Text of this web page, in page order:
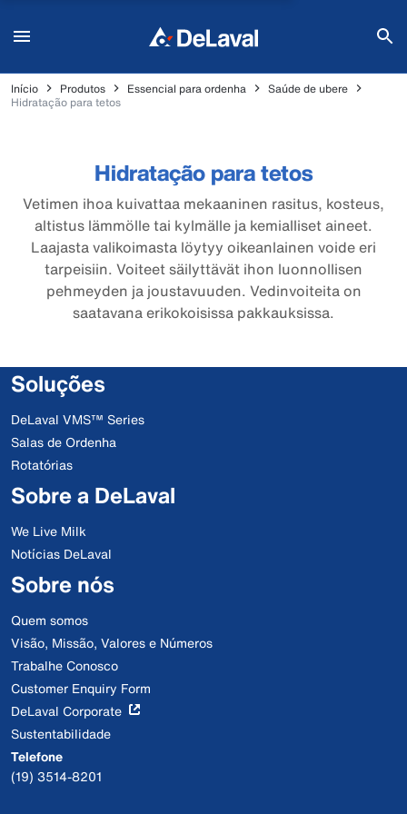
Início Produtos Essencial para ordenha
Saúde de ubere
Hidratação para tetos
Hidratação para tetos
Vetimen ihoa kuivattaa mekaaninen rasitus, kosteus,
altistus lämmölle tai kylmälle ja kemialliset aineet.
Laajasta valikoimasta löytyy oikeanlainen voide eri
tarpeisiin. Voiteet säilyttävät ihon luonnollisen
pehmeyden ja joustavuuden. Vedinvoiteita on
saatavana erikokoisissa pakkauksissa.
Soluções
DeLaval VMS™ Series
Salas de Ordenha
Rotatórias
Sobre a DeLaval
We Live Milk
Notícias DeLaval
Sobre nós
Quem somos
Visão, Missão, Valores e Números
Trabalhe Conosco
Customer Enquiry Form
DeLaval Corporate
Sustentabilidade
Telefone
(19) 3514-8201